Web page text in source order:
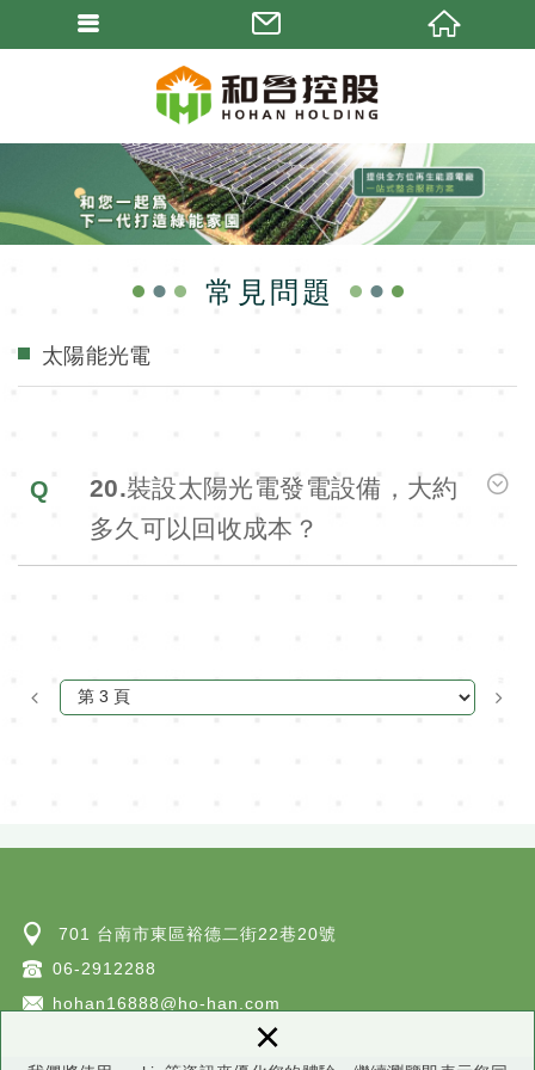
×
常見問題
太陽能光電
20.裝設太陽光電發電設備，大約
多久可以回收成本？
701 台南市東區裕德二街22巷20號
06-2912288
hohan16888@ho-han.com